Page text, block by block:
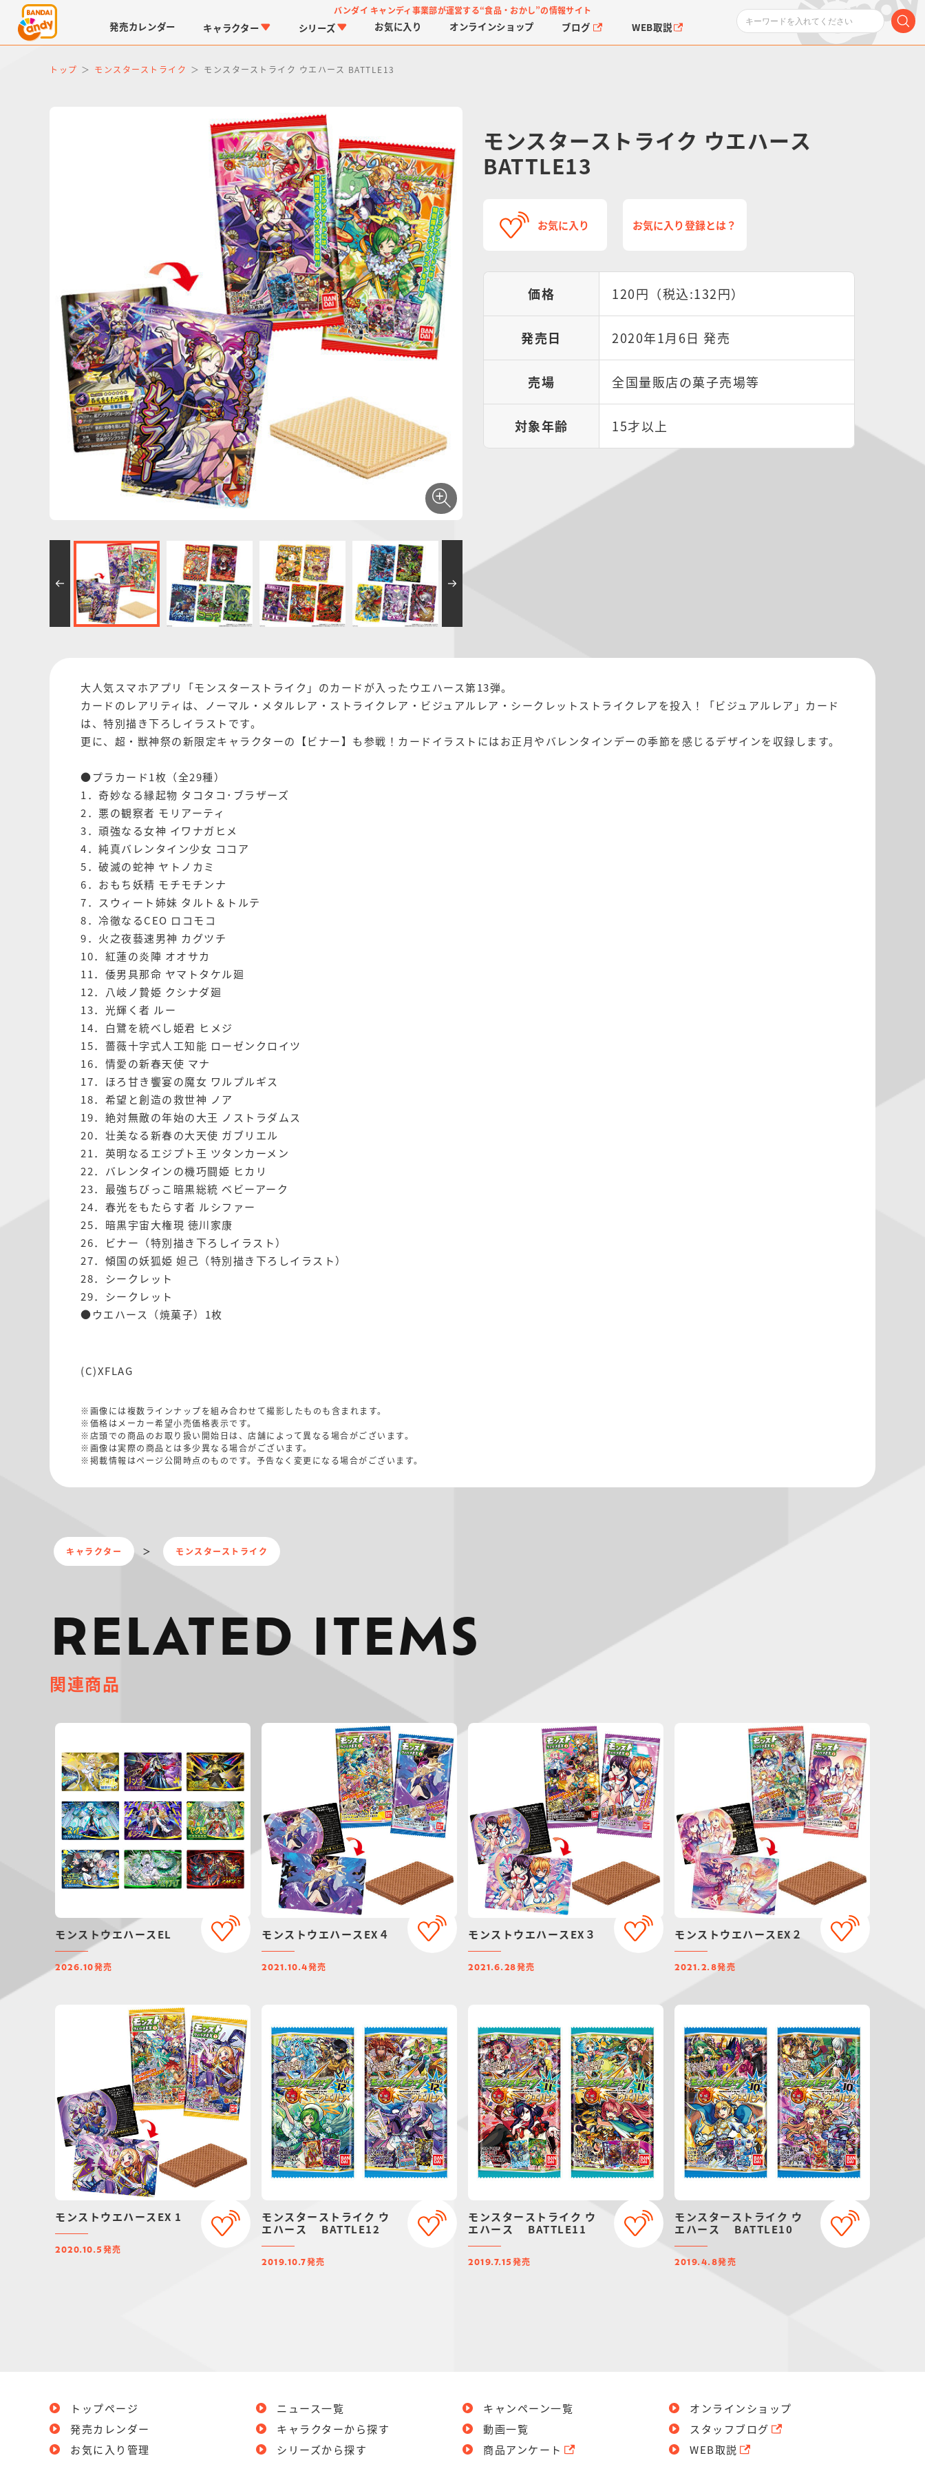
バンダイ キャンディ事業部が運営する“食品・おかし”の情報サイト
発売カレンダー キャラクター
仮面ライダーシリーズ
PROJECT R.E.D.・ス
ーパー戦隊シリーズ
シリーズ
キャラパキ つりグミ
お気に入り オンラインショップ ブログ WEB取説
トップ モンスターストライク モンスターストライク ウエハース BATTLE13
モンスターストライク ウエハース
BATTLE13
お気に入り お気に入り登録とは？
価格 120円（税込:132円）
発売日 2020年1月6日 発売
売場 全国量販店の菓子売場等
対象年齢 15才以上
大人気スマホアプリ「モンスターストライク」のカードが入ったウエハース第13弾。
カードのレアリティは、ノーマル・メタルレア・ストライクレア・ビジュアルレア・シークレットストライクレアを投入！「ビジュアルレア」カード
は、特別描き下ろしイラストです。
更に、超・獣神祭の新限定キャラクターの【ビナー】も参戦！カードイラストにはお正月やバレンタインデーの季節を感じるデザインを収録します。
●プラカード1枚（全29種）
1．奇妙なる縁起物 タコタコ･ブラザーズ
2．悪の観察者 モリアーティ
3．頑強なる女神 イワナガヒメ
4．純真バレンタイン少女 ココア
5．破滅の蛇神 ヤトノカミ
6．おもち妖精 モチモチンナ
7．スウィート姉妹 タルト＆トルテ
8．冷徹なるCEO ロコモコ
9．火之夜藝速男神 カグツチ
10．紅蓮の炎陣 オオサカ
11．倭男具那命 ヤマトタケル廻
12．八岐ノ贄姫 クシナダ廻
13．光輝く者 ルー
14．白鷺を統べし姫君 ヒメジ
15．薔薇十字式人工知能 ローゼンクロイツ
16．情愛の新春天使 マナ
17．ほろ甘き饗宴の魔女 ワルプルギス
18．希望と創造の救世神 ノア
19．絶対無敵の年始の大王 ノストラダムス
20．壮美なる新春の大天使 ガブリエル
21．英明なるエジプト王 ツタンカーメン
22．バレンタインの機巧闘姫 ヒカリ
23．最強ちびっこ暗黒総統 ベビーアーク
24．春光をもたらす者 ルシファー
25．暗黒宇宙大権現 徳川家康
26．ビナー（特別描き下ろしイラスト）
27．傾国の妖狐姫 妲己（特別描き下ろしイラスト）
28．シークレット
29．シークレット
●ウエハース（焼菓子）1枚
(C)XFLAG
※画像には複数ラインナップを組み合わせて撮影したものも含まれます。
※価格はメーカー希望小売価格表示です。
※店頭での商品のお取り扱い開始日は、店舗によって異なる場合がございます。
※画像は実際の商品とは多少異なる場合がございます。
※掲載情報はページ公開時点のものです。予告なく変更になる場合がございます。
キャラクター モンスターストライク
RELATED ITEMS
関連商品
モンストウエハースEL
2026.10発売
モンストウエハースEX４
2021.10.4発売
モンストウエハースEX３
2021.6.28発売
モンストウエハースEX２
2021.2.8発売
モンストウエハースEX 1
2020.10.5 発売
モンスターストライク ウ
エハース BATTLE12
2019.10.7 発売
モンスターストライク ウ
エハース BATTLE11
2019.7.15 発売
モンスターストライク ウ
エハース BATTLE10
2019.4.8発売
トップページ
発売カレンダー
お気に入り管理
ニュース一覧
キャラクターから探す
シリーズから探す
キャンペーン一覧
動画一覧
商品アンケート
オンラインショップ
スタッフブログ
WEB取説